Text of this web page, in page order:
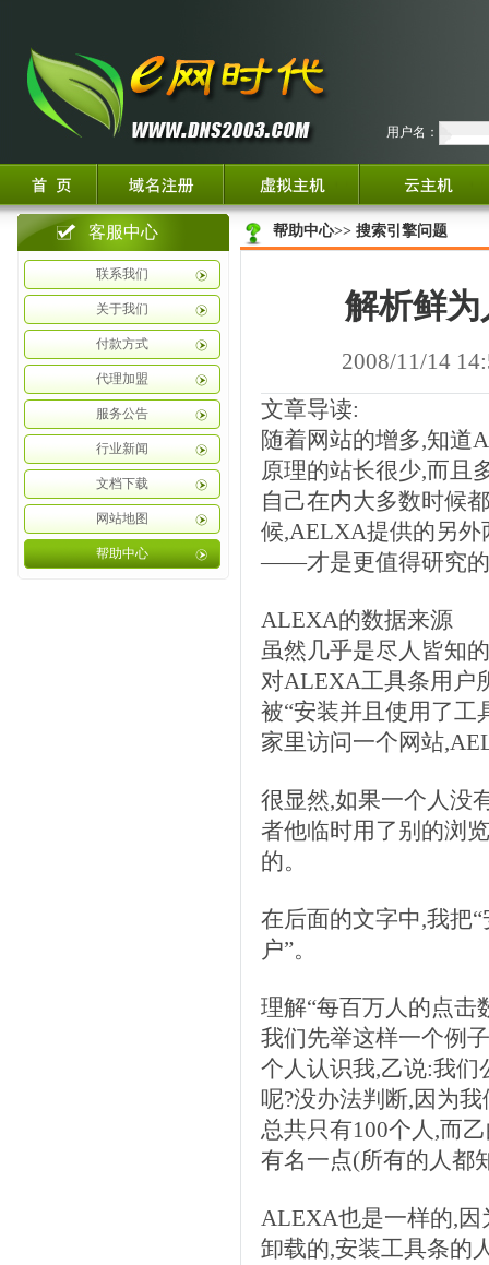
用户名：
客服中心
联系我们
关于我们
付款方式
代理加盟
服务公告
行业新闻
文档下载
网站地图
帮助中心
帮助中心>> 搜索引擎问题
解析鲜
2008/11/14
文章导读:
随着网站的增多,知道
原理的站长很少,而且
自己在内大多数时候
候,AELXA提供的另
——才是更值得研究
ALEXA的数据来源
虽然几乎是尽人皆知
对ALEXA工具条用户
被“安装并且使用了工
家里访问一个网站
很显然,如果一个人没
者他临时用了别的浏
的。
在后面的文字中,我把
户”。
理解“每百万人的点击
我们先举这样一个例
个人认识我,乙说:我们
呢?没办法判断,因为
总共只有100个人,而
有名一点(所有的人都
ALEXA也是一样的,
卸载的,安装工具条的